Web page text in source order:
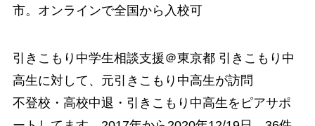
市。オンラインで全国から入校可
引きこもり中学生相談支援＠東京都 引きこもり中
高生に対して、元引きこもり中高生が訪問
不登校・高校中退・引きこもり中高生をピアサポ